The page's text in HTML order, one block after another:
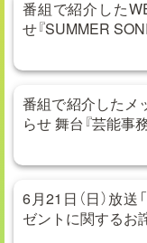
番組で紹介した
せ『SUMMER
番組で紹介したメ
らせ 舞台『芸能事
6月21日（日）放
ゼントに関するお